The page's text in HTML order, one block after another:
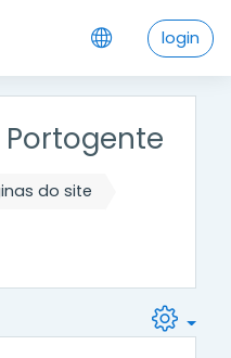
login
do site